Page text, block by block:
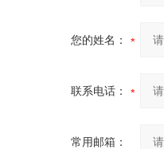
您的姓名：
联系电话：
常用邮箱：